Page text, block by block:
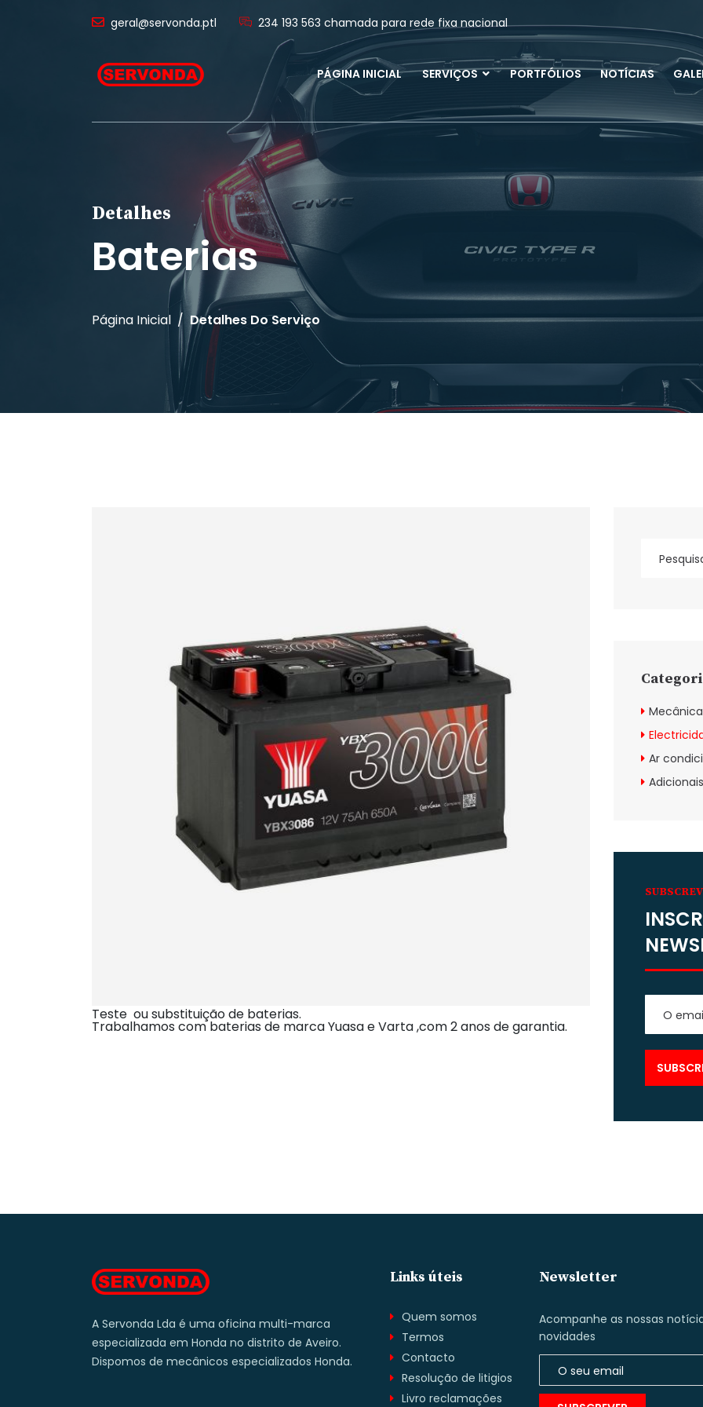
geral@servonda.ptl 234 193 563 chamada para rede fixa nacional
PÁGINA INICIAL SERVIÇOS PORTFÓLIOS NOTÍCIAS
Detalhes
Baterias
Página Inicial Detalhes Do Serviço
Teste ou substituição de baterias.
Trabalhamos com baterias de marca Yuasa e Varta ,com 2 anos de garantia.
Ar
Adicionais
A Servonda Lda é uma oficina multi-marca
especializada em Honda no distrito de Aveiro.
Dispomos de mecânicos especializados Honda.
Links úteis
Quem somos
Termos
Contacto
Resolução de litigios
Livro reclamações
Newsletter
Acompanhe as nossas
novidades